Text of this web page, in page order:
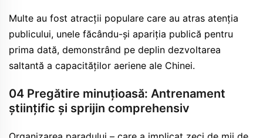
Multe au fost atracții populare care au atras atenția
publicului, unele făcându-și apariția publică pentru
prima dată, demonstrând pe deplin dezvoltarea
saltantă a capacităților aeriene ale Chinei.
04 Pregătire minuțioasă: Antrenament
științific și sprijin comprehensiv